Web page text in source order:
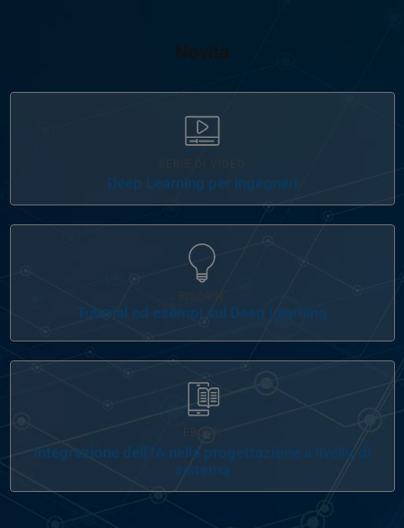
Novità
Deep Learning per ingegneri
Tutorial ed esempi sul Deep Learning
EBOOK
Integrazione dell’IA nella progettazione a livello di
sistema